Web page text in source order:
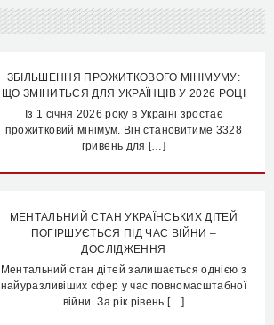
ЗБІЛЬШЕННЯ ПРОЖИТКОВОГО МІНІМУМУ:
ЩО ЗМІНИТЬСЯ ДЛЯ УКРАЇНЦІВ У 2026 РОЦІ
Із 1 січня 2026 року в Україні зростає
прожитковий мінімум. Він становитиме 3328
гривень для […]
МЕНТАЛЬНИЙ СТАН УКРАЇНСЬКИХ ДІТЕЙ
ПОГІРШУЄТЬСЯ ПІД ЧАС ВІЙНИ –
ДОСЛІДЖЕННЯ
Ментальний стан дітей залишається однією з
найуразливіших сфер у час повномасштабної
війни. За рік рівень […]